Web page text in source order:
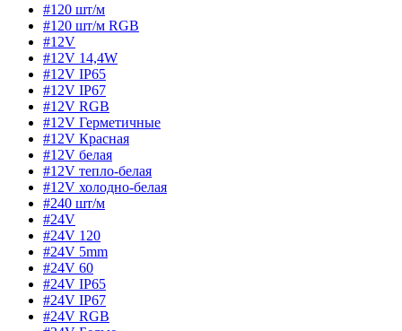
#120 шт/м
#120 шт/м RGB
#12V
#12V 14,4W
#12V IP65
#12V IP67
#12V RGB
#12V Герметичные
#12V Красная
#12V белая
#12V тепло-белая
#12V холодно-белая
#240 шт/м
#24V
#24V 120
#24V 5mm
#24V 60
#24V IP65
#24V IP67
#24V RGB